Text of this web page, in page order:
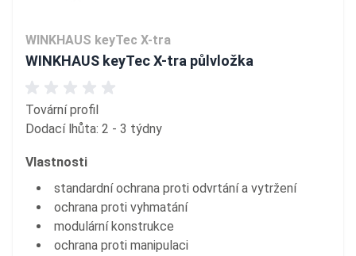
WINKHAUS keyTec X-tra
WINKHAUS keyTec X-tra půlvložka
Tovární profil
Dodací lhůta: 2 - 3 týdny
Vlastnosti
standardní ochrana proti odvrtání a vytržení
ochrana proti vyhmatání
modulární konstrukce
ochrana proti manipulaci